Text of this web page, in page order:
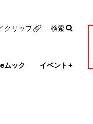
eムック イベント +
クリップ 検索